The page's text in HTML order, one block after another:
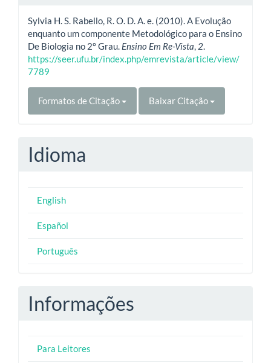
Sylvia H. S. Rabello, R. O. D. A. e. (2010). A Evolução
enquanto um componente Metodológico para o Ensino
De Biologia no 2º Grau. Ensino Em Re-Vista, 2.
https://seer.ufu.br/index.php/emrevista/article/view/
7789
Formatos de Citação Baixar Citação
Idioma
English
Español
Português
Informações
Para Leitores